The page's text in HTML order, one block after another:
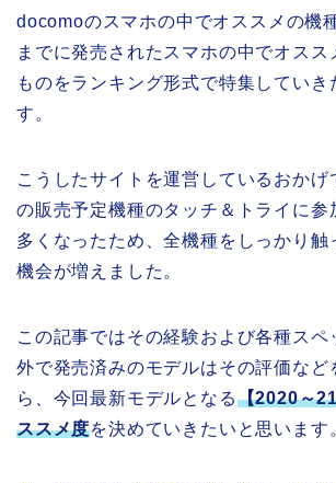
docomoのスマホの中でオススメの機
までに発売されたスマホの中でオスス
ものをランキング形式で特集していき
す。
こうしたサイトを運営しているおか
の販売予定機種のタッチ＆トライに参
多くなったため、全機種をしっかり触
機会が増えました。
この記事ではその経験および各種スペ
外で発売済みのモデルはその評価など
ら、今回最新モデルとなる【2020～
ススメ度を決めていきたいと思います